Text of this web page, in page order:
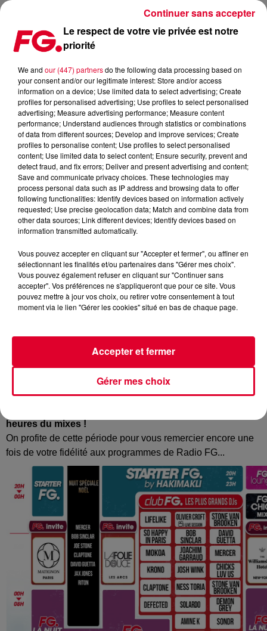
DE BELLES FÊTES DE FIN D'ANNÉE AVEC FG !
Publié : 24 décembre 2019 à 6h52 par Antony Harari
Pas question de ne pas finir l'année en musique et de belle
et du nouvel An le 31 décembre, nous vous proposonsdes
Nuits Spéciales avec une superbe sélection de DJs
dont David Guetta, Mercer, Purple Disco Machine, Bob
Sinclar, Todd Terry, Jax Jones, Claptone, Joe Stone et bien
d'autres...
heures du mixes !
On profite de cette période pour vous remercier encore une
fois de votre fidélité aux programmes de Radio FG...
Le respect de votre vie privée est notre
priorité
We and our (447) partnersdo the following data processing based on
your consent and/or our legitimate interest: Store and/or access
information on a device; Use limited data to select advertising; Create
profiles for personalised advertising; Use profiles to select personalised
advertising; Measure advertising performance; Measure content
performance; Understand audiences through statistics or combinations
of data from different sources; Develop and improve services; Create
profiles to personalise content; Use profiles to select personalised
content; Use limited data to select content; Ensure security, prevent and
detect fraud, and fix errors; Deliver and present advertising and content;
Save and communicate privacy choices. These technologies may
process personal data such as IP address and browsing data to offer
following functionalities: Identify devices based on information actively
requested; Use precise geolocation data; Match and combine data from
other data sources; Link different devices; Identify devices based on
information transmitted automatically.
Vous pouvez accepter en cliquant sur "Accepter et fermer", ou affiner en
sélectionnant les finalités et/ou partenaires dans "Gérer mes choix".
Vous pouvez également refuser en cliquant sur "Continuer sans
accepter". Vos préférences ne s'appliqueront que pour ce site. Vous
pouvez mettre à jour vos choix, ou retirer votre consentement à tout
moment via le lien "Gérer les cookies" situé en bas de chaque page.
Gérer mes choix
Accepter et fermer
Continuer sans accepter